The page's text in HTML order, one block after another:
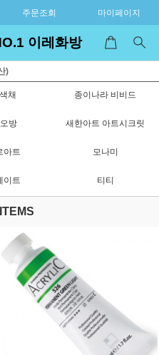
주문조회 마이페이지
이레화방
)
채 종이나라 비비드
방 새한아트 아트시크릿
아트 모나미
이트 티티